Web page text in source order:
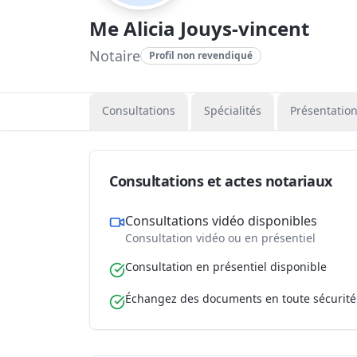
Me Alicia Jouys-vincent
Notaire Profil non revendiqué
Consultations Spécialités Présentation
Consultations et actes notariaux
Consultations vidéo disponibles
Consultation vidéo ou en présentiel
Consultation en présentiel disponible
Échangez des documents en toute sécurité